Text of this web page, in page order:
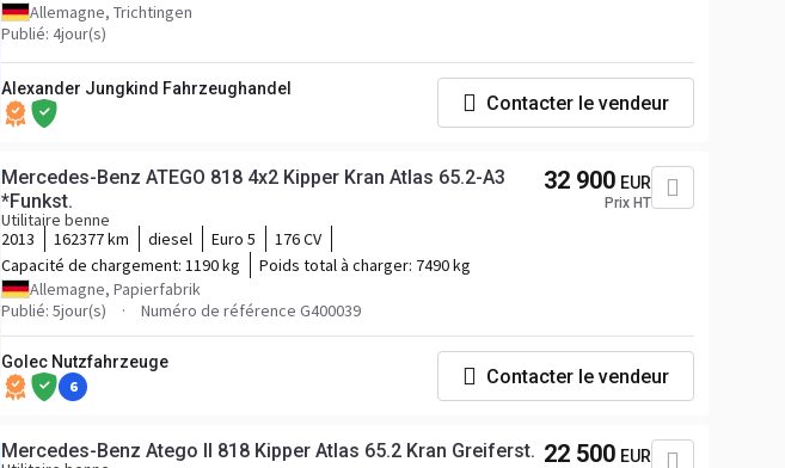
Allemagne, Trichtingen
Publié: 4jour(s)
Alexander Jungkind Fahrzeughandel
Contacter le vendeur
Mercedes-Benz ATEGO 818 4x2 Kipper Kran Atlas 65.2-A3
*Funkst.
Utilitaire benne
2013
162377 km diesel Euro 5
176 CV
Capacité de chargement: 1190 kg Poids total à charger: 7490 kg
Allemagne, Papierfabrik
Publié: 5jour(s)
Numéro de référence G400039
32 900 EUR
Prix HT
Golec Nutzfahrzeuge
6 Contacter le vendeur
Mercedes-Benz Atego II 818 Kipper Atlas 65.2 Kran Greiferst. 22 500 EUR